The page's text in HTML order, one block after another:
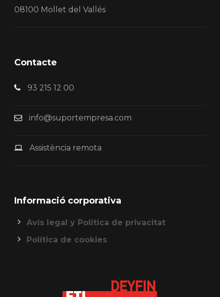
08100 Mollet del Vallés
Contacte
93 215 12 00
info@suportempresa.com
Assistència remota
Informació corporativa
Avís legal y Política de privacitat
Política de cookies